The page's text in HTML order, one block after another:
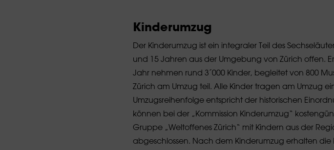
Kinderumzug
Der Kinderumzug ist ein integraler Teil des
und 15 Jahren aus der Umgebung von Zürich offen.
Jahr nehmen rund 3´000 Kinder, begleitet von 800
Zürich am Umzug teil. Alle Kinder tragen am Umzug
Umzugsreihenfolge entspricht der historischen
können bei der „Kommission Kinderumzug“
Gruppe „Weltoffenes Zürich“ mit Kindern aus der
abgeschlossen. Nach dem Kinderumzug erhalten die